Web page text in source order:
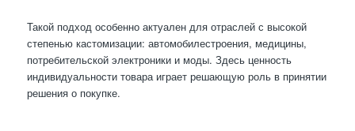
Такой подход особенно актуален для отраслей с высокой
степенью кастомизации: автомобилестроения, медицины,
потребительской электроники и моды. Здесь ценность
индивидуальности товара играет решающую роль в принятии
решения о покупке.